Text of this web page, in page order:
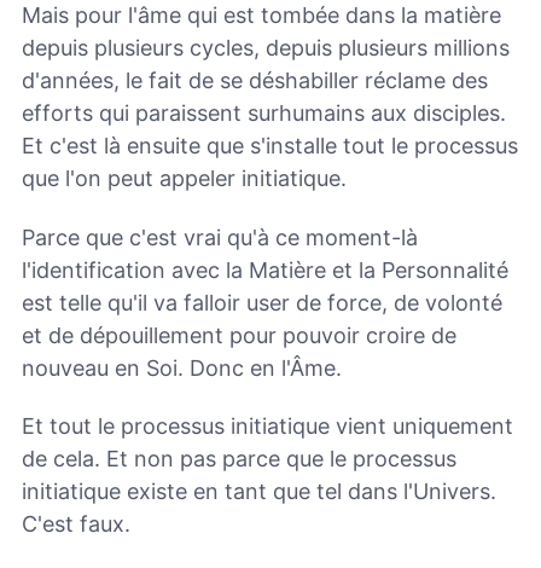
Mais pour l'âme qui est tombée dans la matière
depuis plusieurs cycles, depuis plusieurs millions
d'années, le fait de se déshabiller réclame des
efforts qui paraissent surhumains aux disciples.
Et c'est là ensuite que s'installe tout le processus
que l'on peut appeler initiatique.
Parce que c'est vrai qu'à ce moment-là
l'identification avec la Matière et la Personnalité
est telle qu'il va falloir user de force, de volonté
et de dépouillement pour pouvoir croire de
nouveau en Soi. Donc en l'Âme.
Et tout le processus initiatique vient uniquement
de cela. Et non pas parce que le processus
initiatique existe en tant que tel dans l'Univers.
C'est faux.